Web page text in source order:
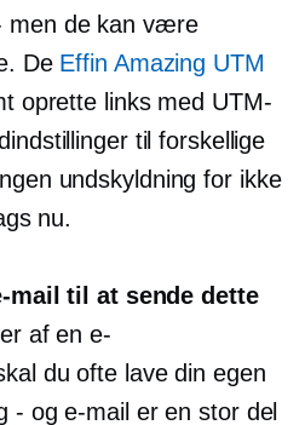
men de kan være
De Effin Amazing UTM
oprette links med UTM-
til forskellige
undskyldning for ikke
nu.
mail til at sende dette
af en e-
du ofte lave din egen
- og e-mail er en stor del